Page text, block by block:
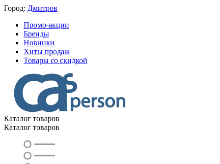
Город: Дмитров
Промо-акции
Бренды
Новинки
Хиты продаж
Товары со скидкой
Каталог товаров
Каталог товаров